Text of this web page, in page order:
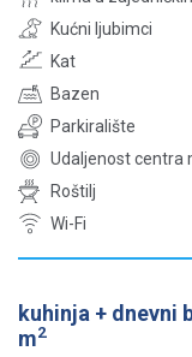
Kućni ljubimci
Kat
Bazen
Parkiralište
Udaljenost centra
Roštilj
Wi-Fi
kuhinja + dnevni
m2